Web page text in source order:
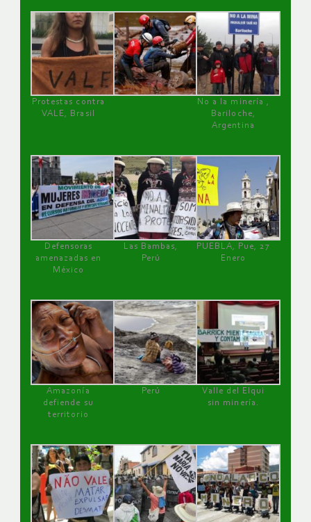
Protestas contra
VALE, Brasil
No a la minería ,
Bariloche,
Argentina
Defensoras
amenazadas en
México
Las Bambas,
Perú
PUEBLA, Pue, 27
Enero
Amazonía
defiende su
territorio
Perú
Valle del Elqui
sin minería.